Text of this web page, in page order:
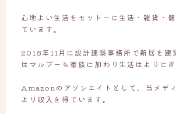
心地よい生活をモットーに生活・雑貨・
ています。
2018年11月に設計建築事務所で新居を建
はマルプーも家族に加わり生活はよりにぎ
Amazonのアソシエイトとして、当メデ
より収入を得ています。